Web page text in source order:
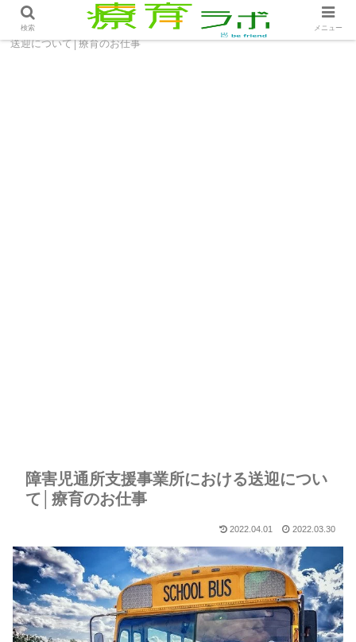
ホーム 療育のお仕事
障害児通所支援事業所における
送迎について│療育のお仕事
障害児通所支援事業所における送迎につい
て│療育のお仕事
2022.04.01 2022.03.30
検索 メニュー